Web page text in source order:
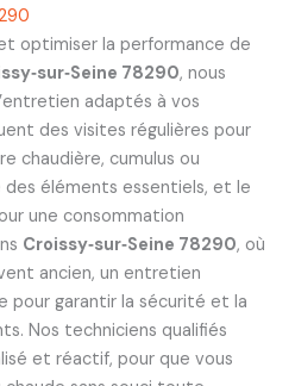
optimiser la performance de
78290, nous
adaptés à vos
des visites régulières pour
chaudière, cumulus ou
éléments essentiels, et le
une consommation
Croissy‑sur‑Seine 78290, où
ancien, un entretien
pour garantir la sécurité et la
Nos techniciens qualifiés
et réactif, pour que vous